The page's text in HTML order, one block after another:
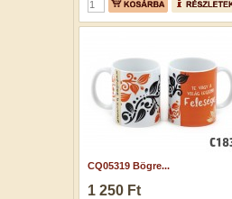
CQ05319 Bögre...
1 250 Ft